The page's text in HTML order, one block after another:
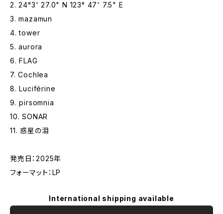
2. 24°3' 27.0" N 123° 47' 7.5" E
3. mazamun
4. tower
5. aurora
6. FLAG
7. Cochlea
8. Luciférine
9. pirsomnia
10. SONAR
11. 惑星の泪
発売日：2025年
フォーマット：LP
International shipping available